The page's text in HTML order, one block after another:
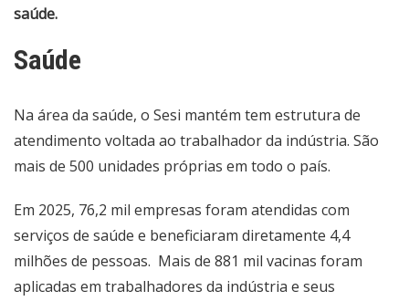
saúde.
Saúde
Na área da saúde, o Sesi mantém tem estrutura de
atendimento voltada ao trabalhador da indústria. São
mais de 500 unidades próprias em todo o país.
Em 2025, 76,2 mil empresas foram atendidas com
serviços de saúde e beneficiaram diretamente 4,4
milhões de pessoas. Mais de 881 mil vacinas foram
aplicadas em trabalhadores da indústria e seus